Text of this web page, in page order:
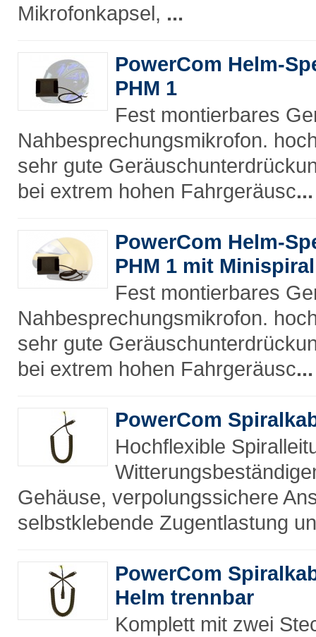
Mikrofonkapsel, ...
PowerCom Helm-
PHM 1
Fest montierbares
Nahbesprechungsmikrofon.
sehr gute
bei extrem hohen Fahrgeräusc...
PowerCom Helm-
PHM 1 mit
Fest montierbares
Nahbesprechungsmikrofon.
sehr gute
bei extrem hohen Fahrgeräusc...
PowerCom
Hochflexible
Gehäuse, verpolungssichere
selbstklebende Zugentlastung
PowerCom
Helm trennbar
Komplett mit zwei